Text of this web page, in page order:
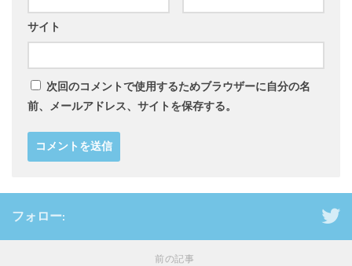
サイト
次回のコメントで使用するためブラウザーに自分の名
前、メールアドレス、サイトを保存する。
フォロー:
前の記事